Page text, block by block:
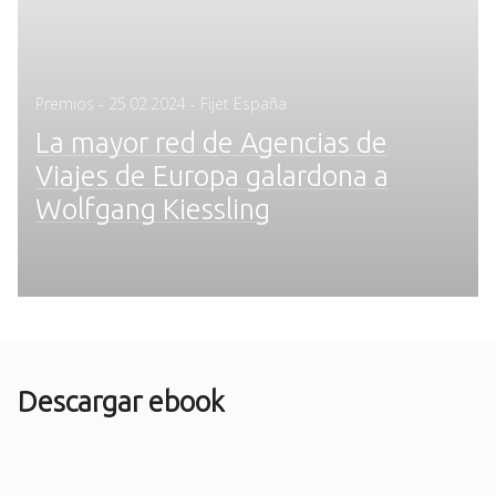
Premios - Posted
25.02.2024 - Fijet España
La mayor red de Agencias de
Viajes de Europa galardona a
Wolfgang Kiessling
Descargar ebook